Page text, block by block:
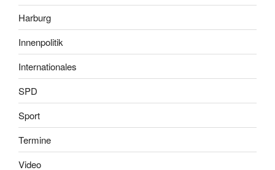
Harburg
Innenpolitik
Internationales
SPD
Sport
Termine
Video